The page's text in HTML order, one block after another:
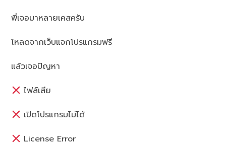
พี่เจอมาหลายเคสครับ
โหลดจากเว็บแจกโปรแกรมฟรี
แล้วเจอปัญหา
ไฟล์เสีย
เปิดโปรแกรมไม่ได้
License Error